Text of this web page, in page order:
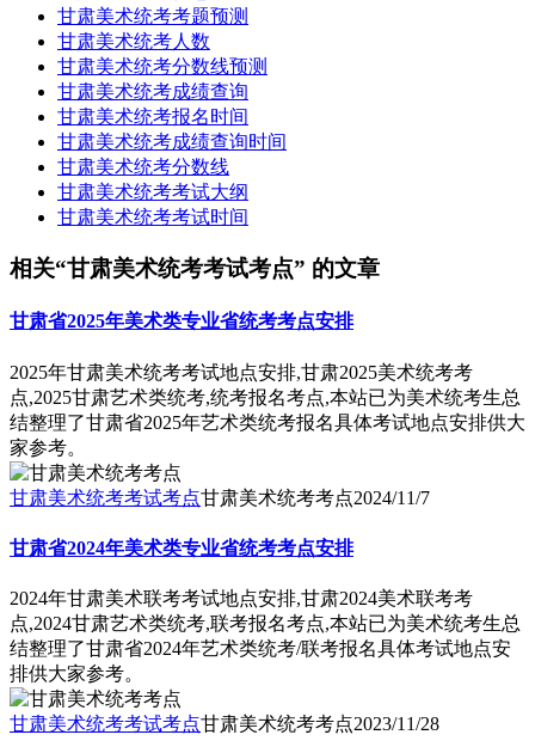
甘肃美术统考考题预测
甘肃美术统考人数
甘肃美术统考分数线预测
甘肃美术统考成绩查询
甘肃美术统考报名时间
甘肃美术统考成绩查询时间
甘肃美术统考分数线
甘肃美术统考考试大纲
甘肃美术统考考试时间
相关“甘肃美术统考考试考点” 的文章
甘肃省2025年美术类专业省统考考点安排
2025年甘肃美术统考考试地点安排,甘肃2025美术统考考
点,2025甘肃艺术类统考,统考报名考点,本站已为美术统考生总
结整理了甘肃省2025年艺术类统考报名具体考试地点安排供大
家参考。
甘肃美术统考考试考点甘肃美术统考考点2024/11/7
甘肃省2024年美术类专业省统考考点安排
2024年甘肃美术联考考试地点安排,甘肃2024美术联考考
点,2024甘肃艺术类统考,联考报名考点,本站已为美术统考生总
结整理了甘肃省2024年艺术类统考/联考报名具体考试地点安
排供大家参考。
甘肃美术统考考试考点甘肃美术统考考点2023/11/28